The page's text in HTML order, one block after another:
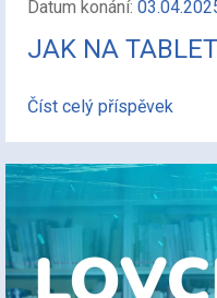
Datum konání:
JAK NA
Číst celý příspěvek